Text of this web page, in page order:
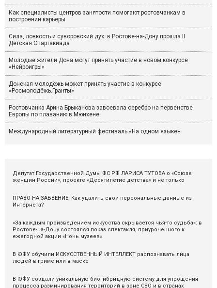
Как специалисты центров занятости помогают ростовчанкам в
построении карьеры
Сила, ловкость и суворовский дух: в Ростове-на-Дону прошла II
Детская Спартакиада
Молодые жители Дона могут принять участие в новом конкурсе
«Нейроигры»
Донская молодёжь может принять участие в конкурсе
«Росмолодёжь.Гранты»
Ростовчанка Арина Брыканова завоевала серебро на первенстве
Европы по плаванию в Мюнхене
Международный литературный фестиваль «На одном языке»
Депутат Государственной Думы ФС РФ ЛАРИСА ТУТОВА о «Союзе
женщин России», проекте «Десятилетие детства» и не только
ПРАВО НА ЗАБВЕНИЕ. Как удалить свои персональные данные из
Интернета?
«За каждым произведением искусства скрывается чья-то судьба»: в
Ростове-на-Дону состоялся показ спектакля, приуроченного к
ежегодной акции «Ночь музеев»
В ЮФУ обучили ИСКУССТВЕННЫЙ ИНТЕЛЛЕКТ распознавать лица
людей в гриме или в маске
В ЮФУ создали уникальную биогибридную систему для упрощения
процесса разминирования территорий в зоне СВО и в странах